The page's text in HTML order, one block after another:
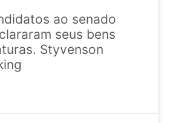
ao senado
seus bens
Styvenson